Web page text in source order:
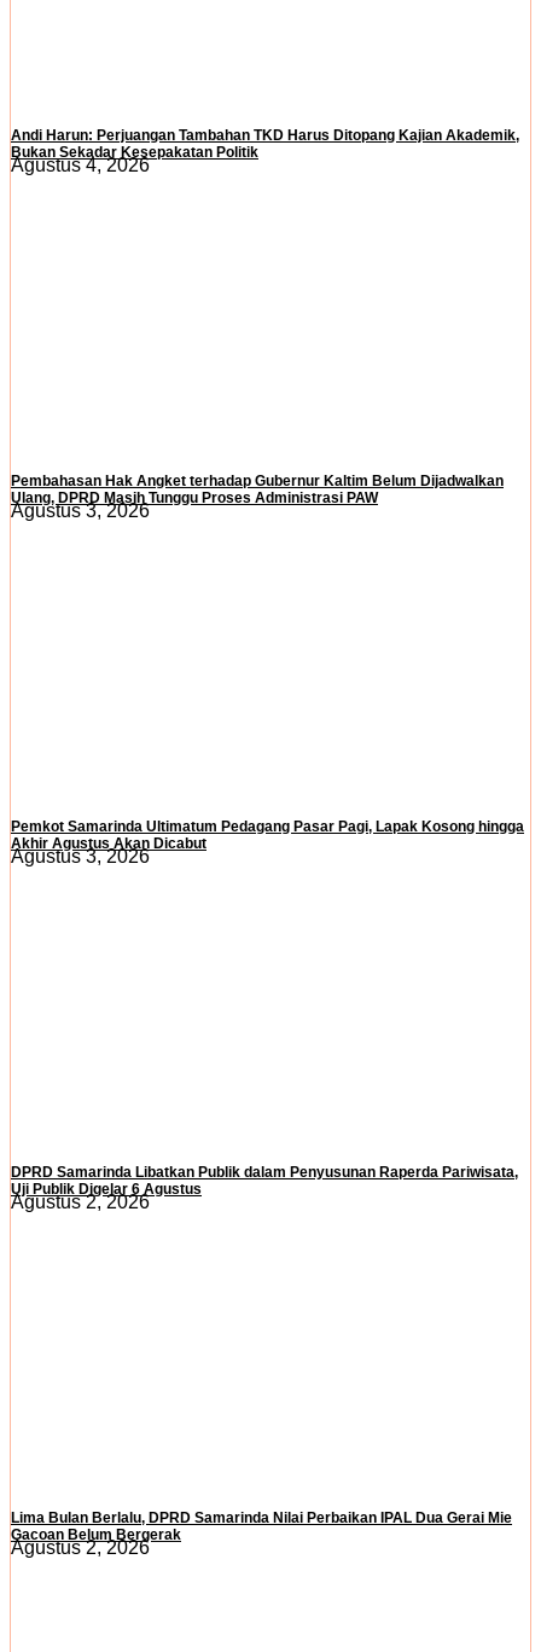
Andi Harun: Perjuangan Tambahan TKD Harus Ditopang Kajian Akademik,
Bukan Sekadar Kesepakatan Politik
Agustus 4, 2026
Pembahasan Hak Angket terhadap Gubernur Kaltim Belum Dijadwalkan
Ulang, DPRD Masih Tunggu Proses Administrasi PAW
Agustus 3, 2026
Pemkot Samarinda Ultimatum Pedagang Pasar Pagi, Lapak Kosong hingga
Akhir Agustus Akan Dicabut
Agustus 3, 2026
DPRD Samarinda Libatkan Publik dalam Penyusunan Raperda Pariwisata,
Uji Publik Digelar 6 Agustus
Agustus 2, 2026
Lima Bulan Berlalu, DPRD Samarinda Nilai Perbaikan IPAL Dua Gerai Mie
Gacoan Belum Bergerak
Agustus 2, 2026